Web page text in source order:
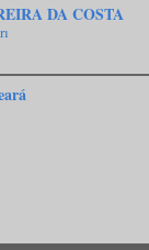
DA COSTA